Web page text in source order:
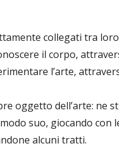
collegati tra
il corpo,
l’arte,
oggetto dell’arte: ne
suo, giocando con
alcuni tratti.